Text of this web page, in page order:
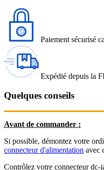
Paiement sécurisé
Expédié depuis la
Quelques conseils
Avant de commander :
Si possible, démontez votre
connecteur d'alimentation avec
Contrôlez votre connecteur dc-